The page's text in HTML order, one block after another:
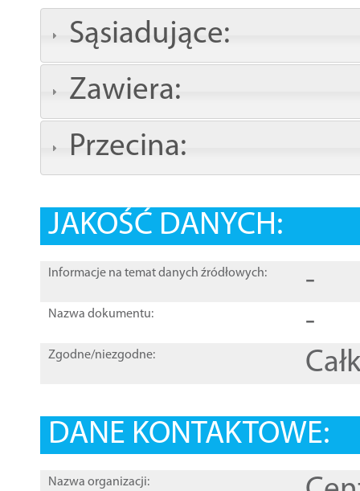
Sąsiadujące:
Zawiera:
Przecina:
JAKOŚĆ DANYCH:
Informacje na temat danych źródłowych: -
Nazwa dokumentu: -
Zgodne/niezgodne:
DANE KONTAKTOWE:
Nazwa organizacji: